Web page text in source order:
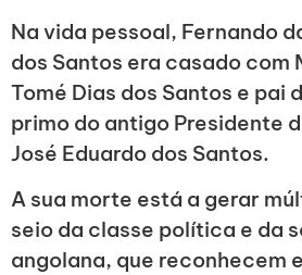
Na vida pessoal, Fernando
dos Santos era casado com
Tomé Dias dos Santos e pai
primo do antigo Presidente
José Eduardo dos Santos.
A sua morte está a gerar
seio da classe política e da
angolana, que reconhecem